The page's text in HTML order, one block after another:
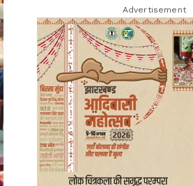
Advertisement